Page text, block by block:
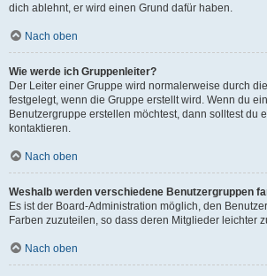
dich ablehnt, er wird einen Grund dafür haben.
Nach oben
Wie werde ich Gruppenleiter?
Der Leiter einer Gruppe wird normalerweise durch
festgelegt, wenn die Gruppe erstellt wird. Wenn du
Benutzergruppe erstellen möchtest, dann solltest du
kontaktieren.
Nach oben
Weshalb werden verschiedene Benutzergruppen
Es ist der Board-Administration möglich, den
Farben zuzuteilen, so dass deren Mitglieder leichter
Nach oben